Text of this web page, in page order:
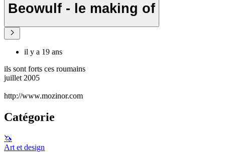
Beowulf - le making of
il y a 19 ans
ils sont forts ces roumains
juillet 2005
http://www.mozinor.com
Catégorie
🦄
Art et design